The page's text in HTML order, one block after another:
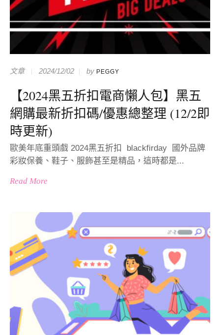
文章 2024/12/02 by PEGGY
【2024黑五折扣電商懶人包】黑五
網購最新折扣碼/優惠總整理 (12/2即
時更新)
歐美年底重頭戲 2024黑五折扣 blackfirday 國外品牌
彩妝保養、鞋子、服飾甚至是精品，這時都是...
Read More